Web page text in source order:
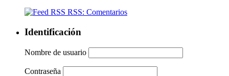
RSS: Comentarios
Identificación
Nombre de usuario
Contraseña